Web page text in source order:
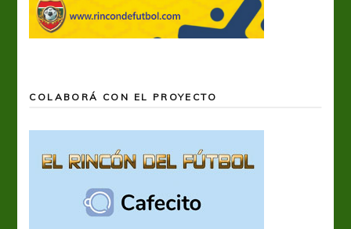
COLABORÁ CON EL PROYECTO